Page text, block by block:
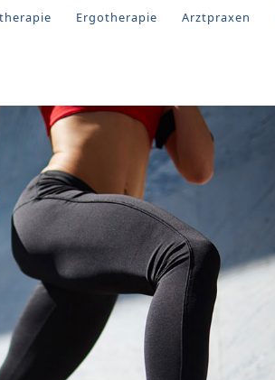
Arztpraxen
Ergotherapie